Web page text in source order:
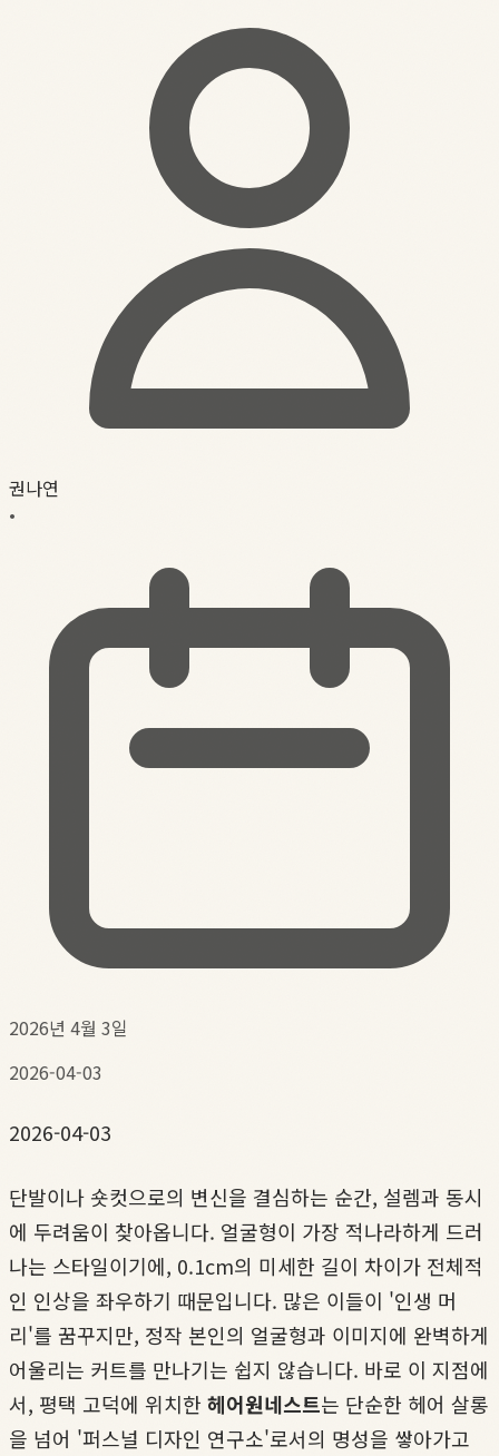
권나연
•
2026년 4월 3일
2026-04-03
2026-04-03
단발이나 숏컷으로의 변신을 결심하는 순간, 설렘과 동시
에 두려움이 찾아옵니다. 얼굴형이 가장 적나라하게 드러
나는 스타일이기에, 0.1cm의 미세한 길이 차이가 전체적
인 인상을 좌우하기 때문입니다. 많은 이들이 '인생 머
리'를 꿈꾸지만, 정작 본인의 얼굴형과 이미지에 완벽하게
어울리는 커트를 만나기는 쉽지 않습니다. 바로 이 지점에
서, 평택 고덕에 위치한 헤어원네스트는 단순한 헤어 살롱
을 넘어 '퍼스널 디자인 연구소'로서의 명성을 쌓아가고